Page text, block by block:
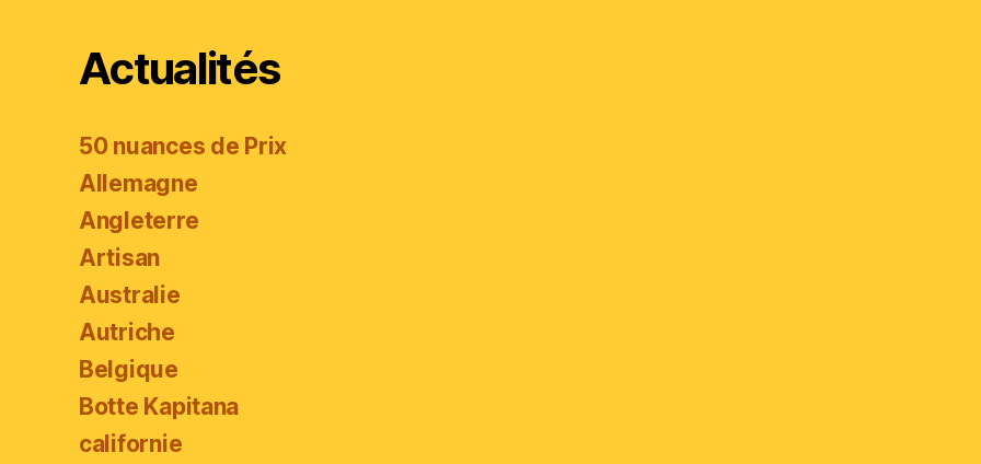
Actualités
50 nuances de Prix
Allemagne
Angleterre
Artisan
Australie
Autriche
Belgique
Botte Kapitana
californie